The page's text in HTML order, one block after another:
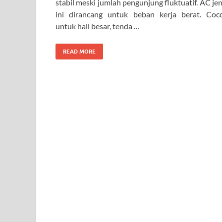
stabil meski jumlah pengunjung fluktuatif. AC
ini dirancang untuk beban kerja berat.
untuk hall besar, tenda …
READ MORE